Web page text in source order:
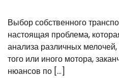
Выбор собственного
настоящая проблема,
анализа различных
того или иного мотора,
нюансов по […]